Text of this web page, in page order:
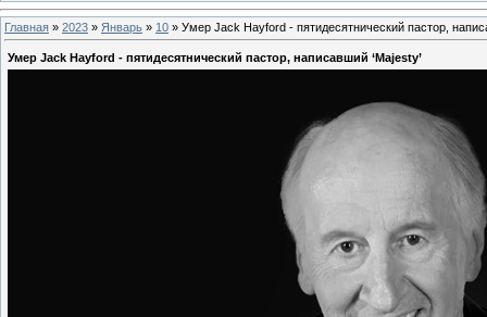
Главная » 2023 » Январь » 10 » Умер Jack Hayford - пятидесятнический пастор,
Умер Jack Hayford - пятидесятнический пастор, написавший ‘Majesty’